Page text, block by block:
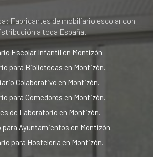
Fabricantes de mobiliario escolar con
a toda España.
Escolar Infantil en Montizón.
para Bibliotecas en Montizón.
Colaborativo en Montizón.
para Comedores en Montizón.
de Laboratorio en Montizón.
para Ayuntamientos en Montizón.
para Hostelería en Montizón.